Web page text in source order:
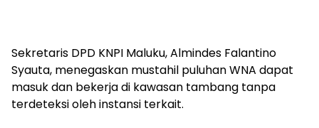
Sekretaris DPD KNPI Maluku, Almindes Falantino
Syauta, menegaskan mustahil puluhan WNA dapat
masuk dan bekerja di kawasan tambang tanpa
terdeteksi oleh instansi terkait.